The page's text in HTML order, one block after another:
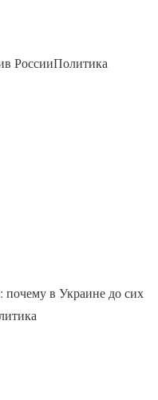
РоссииПолитика
почему в Украине до сих